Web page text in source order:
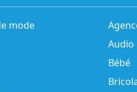
mode
Audio
Bébé